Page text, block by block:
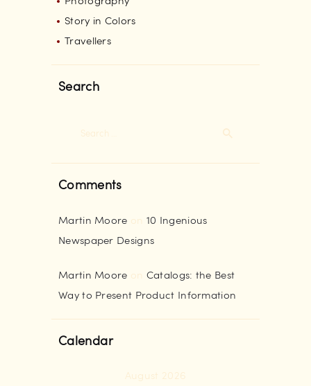
Story in Colors
Travellers
Search
Comments
Martin Moore on 10 Ingenious
Newspaper Designs
Martin Moore on Catalogs: the Best
Way to Present Product Information
Calendar
August 2026